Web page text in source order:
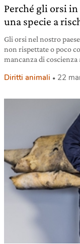
Perché gli orsi
una specie a
Gli orsi nel nostro
non rispettate o poco
mancanza di coscienza
Diritti animali 22